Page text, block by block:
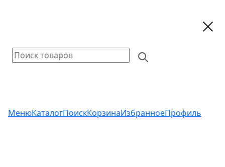
МенюКаталогПоискКорзинаИзбранноеПрофиль